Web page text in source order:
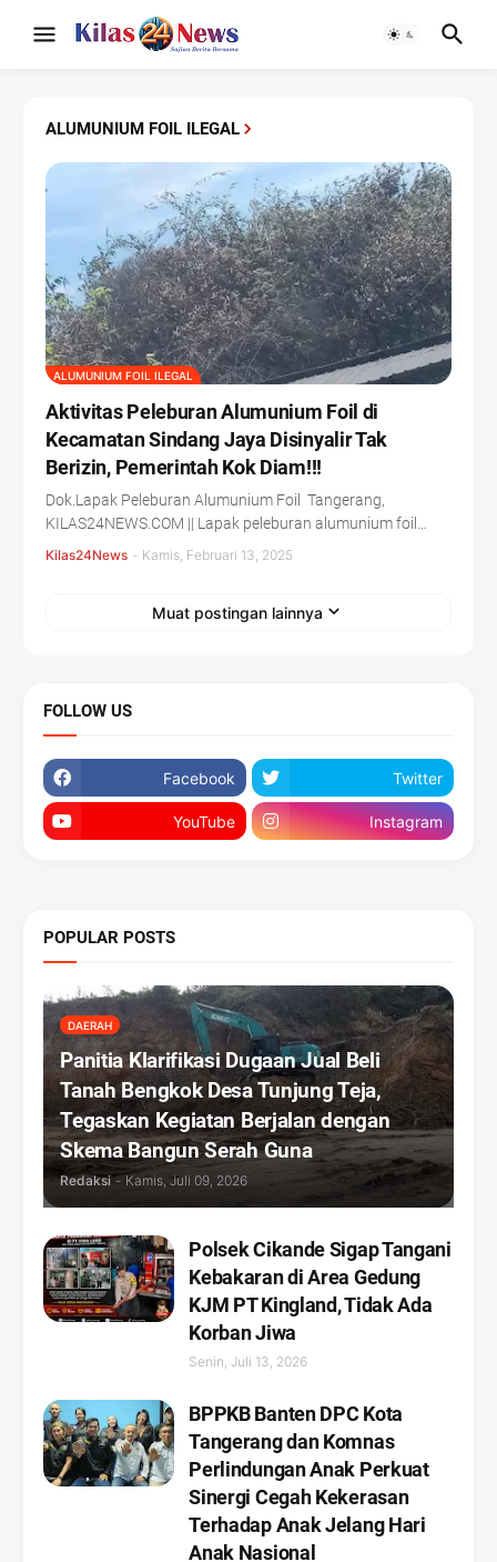
ALUMUNIUM FOIL ILEGAL
ALUMUNIUM FOIL ILEGAL
Aktivitas Peleburan Alumunium Foil di
Kecamatan Sindang Jaya Disinyalir Tak
Berizin, Pemerintah Kok Diam!!!
Dok.Lapak Peleburan Alumunium Foil Tangerang,
KILAS24NEWS.COM || Lapak peleburan alumunium foil…
Kilas24News - Kamis, Februari 13, 2025
Muat postingan lainnya
FOLLOW US
Facebook Twitter
YouTube Instagram
POPULAR POSTS
DAERAH
Panitia Klarifikasi Dugaan Jual Beli
Tanah Bengkok Desa Tunjung Teja,
Tegaskan Kegiatan Berjalan dengan
Skema Bangun Serah Guna
Redaksi - Kamis, Juli 09, 2026
Polsek Cikande Sigap Tangani
Kebakaran di Area Gedung
KJM PT Kingland, Tidak Ada
Korban Jiwa
Senin, Juli 13, 2026
BPPKB Banten DPC Kota
Tangerang dan Komnas
Perlindungan Anak Perkuat
Sinergi Cegah Kekerasan
Terhadap Anak Jelang Hari
Anak Nasional